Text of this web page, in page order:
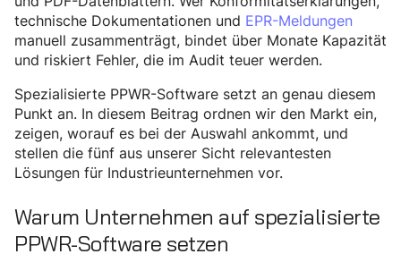
technische Dokumentationen und EPR-Meldungen
manuell zusammenträgt, bindet über Monate Kapazität
und riskiert Fehler, die im Audit teuer werden.
Spezialisierte PPWR-Software setzt an genau diesem
Punkt an. In diesem Beitrag ordnen wir den Markt ein,
zeigen, worauf es bei der Auswahl ankommt, und
stellen die fünf aus unserer Sicht relevantesten
Lösungen für Industrieunternehmen vor.
Warum Unternehmen auf spezialisierte
PPWR-Software setzen